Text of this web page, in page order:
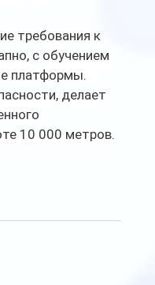
требования к
с обучением
платформы.
делает
10 000 метров.